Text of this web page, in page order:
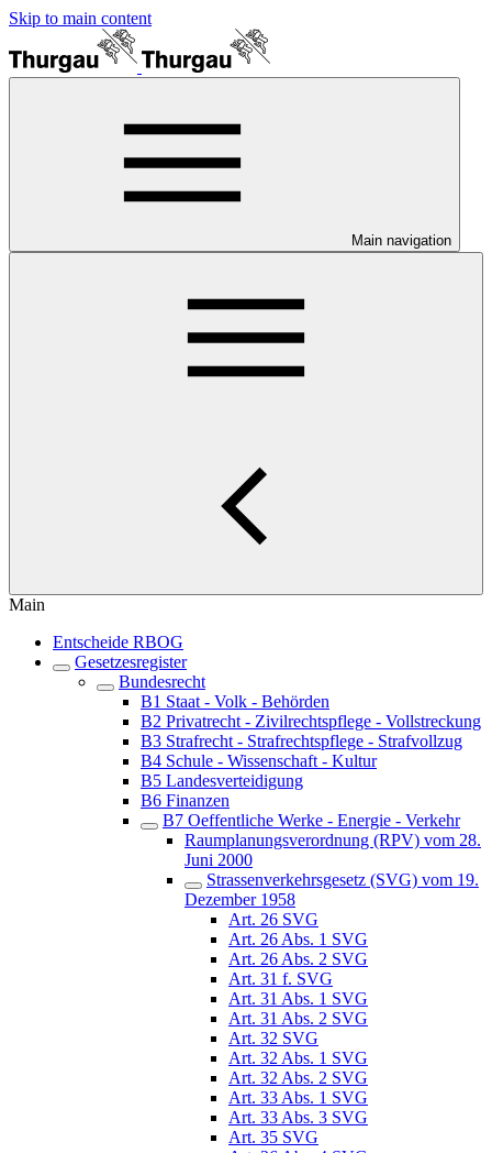
Skip to main content
Main navigation
Main
Entscheide RBOG
Gesetzesregister
Bundesrecht
B1 Staat - Volk - Behörden
B2 Privatrecht - Zivilrechtspflege - Vollstreckung
B3 Strafrecht - Strafrechtspflege - Strafvollzug
B4 Schule - Wissenschaft - Kultur
B5 Landesverteidigung
B6 Finanzen
B7 Oeffentliche Werke - Energie - Verkehr
Raumplanungsverordnung (RPV) vom 28.
Juni 2000
Strassenverkehrsgesetz (SVG) vom 19.
Dezember 1958
Art. 26 SVG
Art. 26 Abs. 1 SVG
Art. 26 Abs. 2 SVG
Art. 31 f. SVG
Art. 31 Abs. 1 SVG
Art. 31 Abs. 2 SVG
Art. 32 SVG
Art. 32 Abs. 1 SVG
Art. 32 Abs. 2 SVG
Art. 33 Abs. 1 SVG
Art. 33 Abs. 3 SVG
Art. 35 SVG